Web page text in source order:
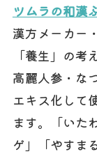
ツムラの和漢
漢方メーカー
「養生」の考
高麗人参・な
エキス化して
ます。「いた
ゲ」「やすま